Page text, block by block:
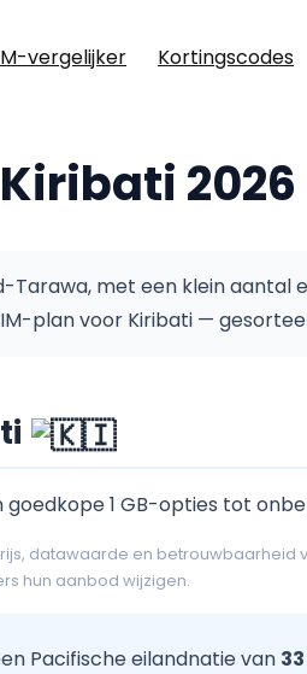
vergelijker Kortingscodes
2026
met een klein aantal
plan voor Kiribati —
1 GB-opties tot
datawaarde en betrouwbaarheid
hun aanbod wijzigen.
Pacifische eilandnatie van